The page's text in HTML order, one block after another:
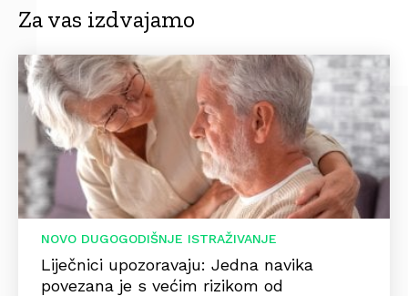
Za vas izdvajamo
NOVO DUGOGODIŠNJE ISTRAŽIVANJE
Liječnici upozoravaju: Jedna navika
povezana je s većim rizikom od